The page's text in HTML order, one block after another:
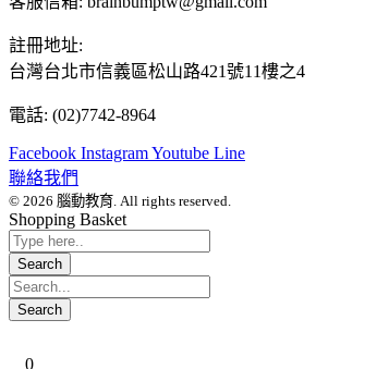
註冊地址:
台灣台北市信義區松山路421號11樓之4
電話: (02)7742-8964
Facebook InstagramYoutube Line
聯絡我們
© 2026 腦動教育. All rights reserved.
Shopping Basket
0